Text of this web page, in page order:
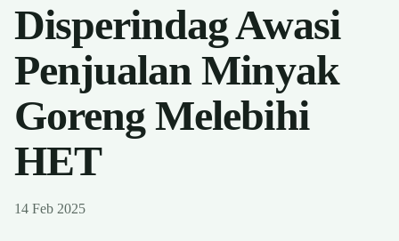
Disperindag Awasi
Penjualan Minyak
Goreng Melebihi
HET
14 Feb 2025